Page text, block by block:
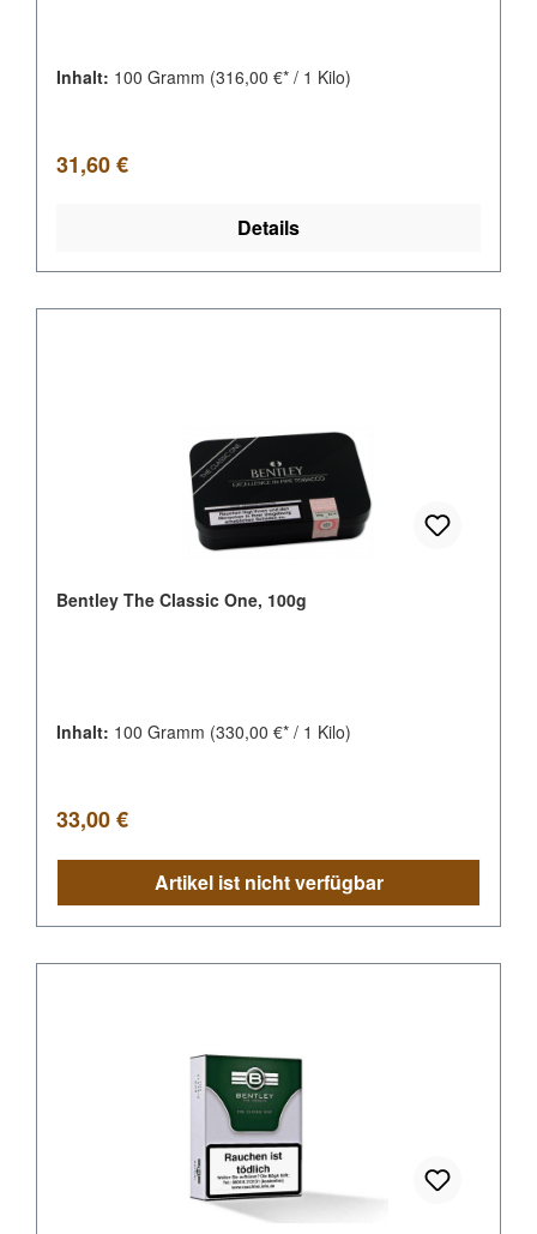
Inhalt: 100 Gramm (316,00 €* / 1 Kilo)
Regulärer Preis:
31,60 €
Details
Bentley The Classic One, 100g
Inhalt: 100 Gramm (330,00 €* / 1 Kilo)
Regulärer Preis:
33,00 €
Artikel ist nicht verfügbar